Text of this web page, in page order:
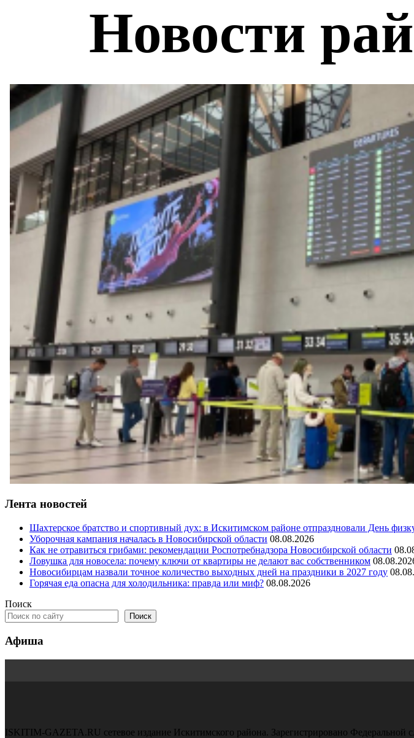
Лента новостей
Шахтерское братство и спортивный дух: в Искитимском районе отпраздновали День
Уборочная кампания началась в Новосибирской области 08.08.2026
Как не отравиться грибами: рекомендации Роспотребнадзора Новосибирской области
Ловушка для новосела: почему ключи от квартиры не делают вас собственником
Новосибирцам назвали точное количество выходных дней на праздники в 2027 году
Горячая еда опасна для холодильника: правда или миф? 08.08.2026
Поиск
Поиск
Афиша
ISKITIM-GAZETA.RU сетевое издание Искитимского района. Зарегистрировано